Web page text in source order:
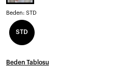
Beden: STD
STD
Beden Tablosu